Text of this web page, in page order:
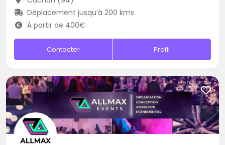
Déplacement jusqu’à 200 kms
À partir de 400€
Contacter Profil